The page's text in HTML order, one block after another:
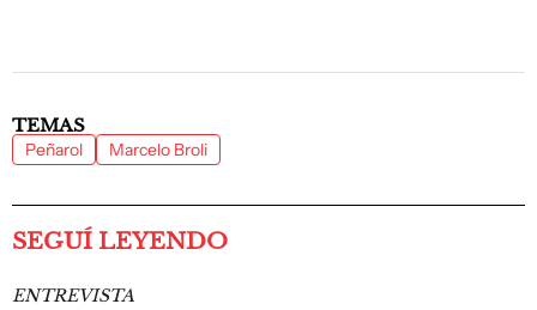
TEMAS
Peñarol Marcelo Broli
SEGUÍ LEYENDO
ENTREVISTA